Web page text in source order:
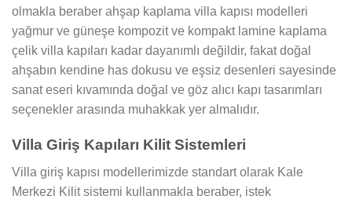
olmakla beraber ahşap kaplama villa kapısı modelleri
yağmur ve güneşe kompozit ve kompakt lamine kaplama
çelik villa kapıları kadar dayanımlı değildir, fakat doğal
ahşabın kendine has dokusu ve eşsiz desenleri sayesinde
sanat eseri kıvamında doğal ve göz alıcı kapı tasarımları
seçenekler arasında muhakkak yer almalıdır.
Villa Giriş Kapıları Kilit Sistemleri
Villa giriş kapısı modellerimizde standart olarak Kale
Merkezi Kilit sistemi kullanmakla beraber, istek